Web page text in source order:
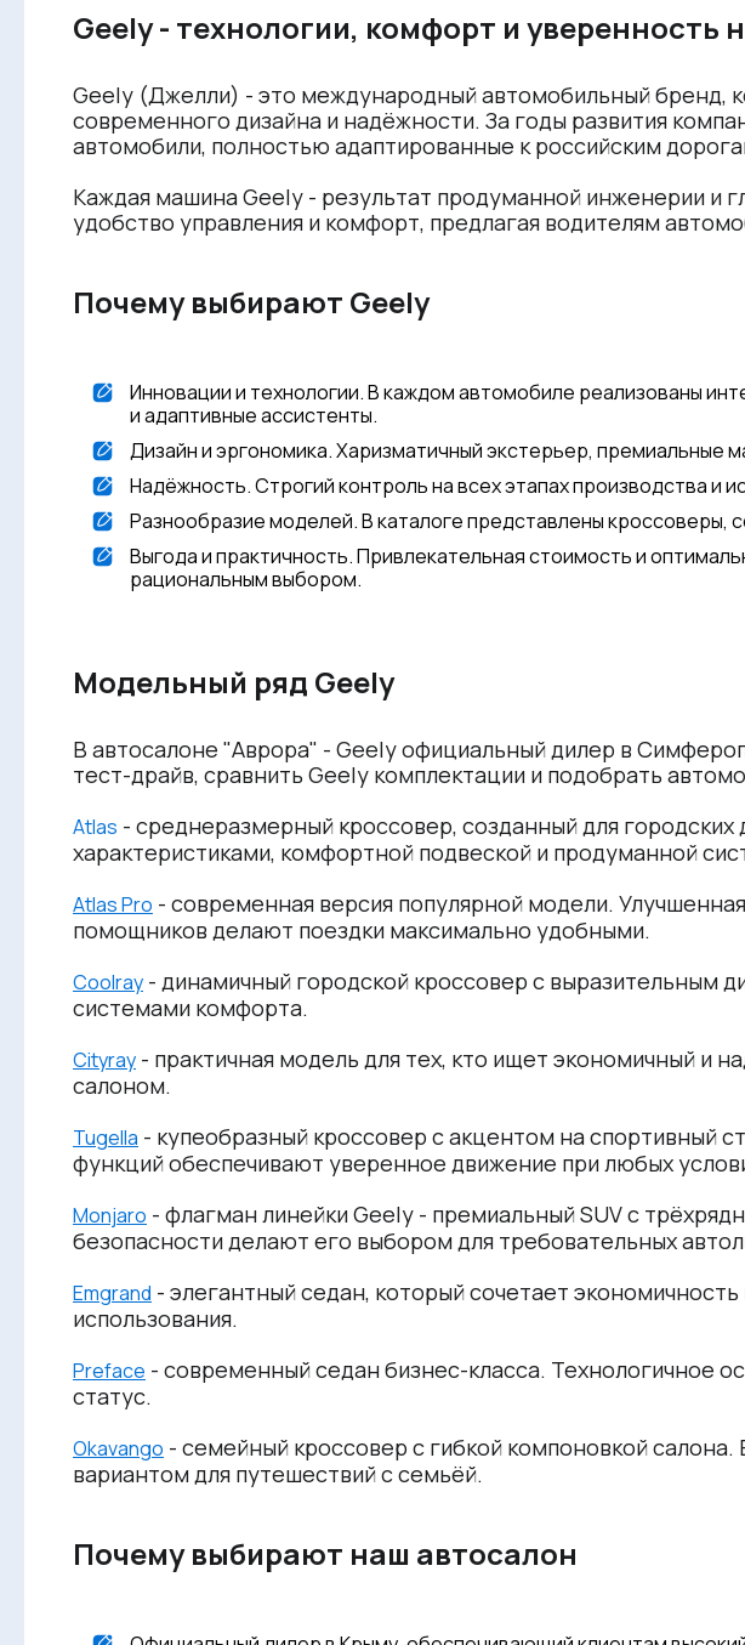
Geely - технологии, комфорт и уверенность
Geely (Джелли) - это международный автомобильный бренд,
современного дизайна и надёжности. За годы развития
автомобили, полностью адаптированные к российским
Каждая машина Geely - результат продуманной инженерии и
удобство управления и комфорт, предлагая водителям
Почему выбирают Geely
Инновации и технологии. В каждом автомобиле реализованы
и адаптивные ассистенты.
Дизайн и эргономика. Харизматичный экстерьер,
Надёжность. Строгий контроль на всех этапах производства и
Разнообразие моделей. В каталоге представлены кроссоверы,
Выгода и практичность. Привлекательная стоимость и
рациональным выбором.
Модельный ряд Geely
В автосалоне "Аврора" - Geely официальный дилер в
тест-драйв, сравнить Geely комплектации и подобрать
Atlas - среднеразмерный кроссовер, созданный для
характеристиками, комфортной подвеской и продуманной
Atlas Pro - современная версия популярной модели.
помощников делают поездки максимально удобными.
Coolray - динамичный городской кроссовер с выразительным
системами комфорта.
Cityray - практичная модель для тех, кто ищет экономичный и
салоном.
Tugella - купеобразный кроссовер с акцентом на спортивный
функций обеспечивают уверенное движение при любых
Monjaro - флагман линейки Geely - премиальный SUV с
безопасности делают его выбором для требовательных
Emgrand - элегантный седан, который сочетает
использования.
Preface - современный седан бизнес-класса. Технологичное
статус.
Okavango - семейный кроссовер с гибкой компоновкой
вариантом для путешествий с семьёй.
Почему выбирают наш автосалон